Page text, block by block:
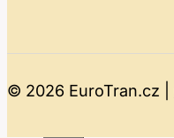
© 2026 EuroTran.cz |